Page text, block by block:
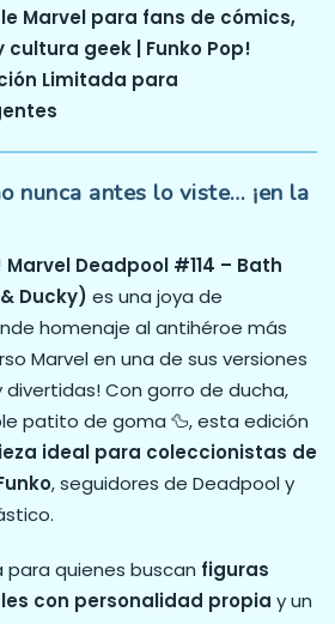
Marvel para fans de cómics,
geek | Funko Pop!
Limitada para
nunca antes lo viste… ¡en la
Marvel Deadpool #114 – Bath
Ducky) es una joya de
homenaje al antihéroe más
Marvel en una de sus versiones
divertidas! Con gorro de ducha,
patito de goma 🦆, esta edición
ideal para coleccionistas de
, seguidores de Deadpool y
quienes buscan figuras
con personalidad propia y un